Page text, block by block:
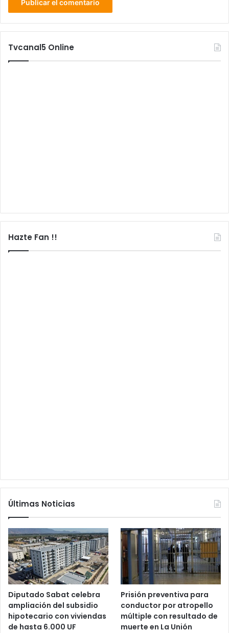
Tvcanal5 Online
Hazte Fan !!
Últimas Noticias
Diputado Sabat celebra
ampliación del subsidio
hipotecario con viviendas
de hasta 6.000 UF
Prisión preventiva para
conductor por atropello
múltiple con resultado de
muerte en La Unión